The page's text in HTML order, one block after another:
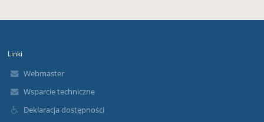
Linki
Webmaster
Wsparcie techniczne
Deklaracja dostępności